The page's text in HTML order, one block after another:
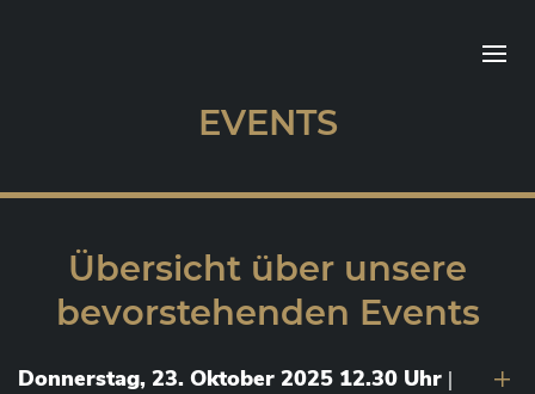
EVENTS
Übersicht über unsere
bevorstehenden Events
Donnerstag, 23. Oktober 2025 12.30 Uhr |